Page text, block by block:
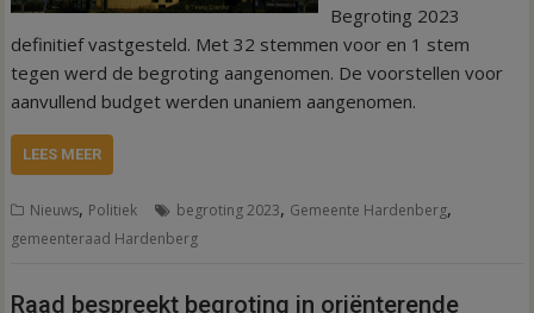
Begroting 2023
definitief vastgesteld. Met 32 stemmen voor en 1 stem
tegen werd de begroting aangenomen. De voorstellen voor
aanvullend budget werden unaniem aangenomen.
LEES MEER
Nieuws, Politiek begroting 2023, Gemeente Hardenberg,
gemeenteraad Hardenberg
Raad bespreekt begroting in oriënterende